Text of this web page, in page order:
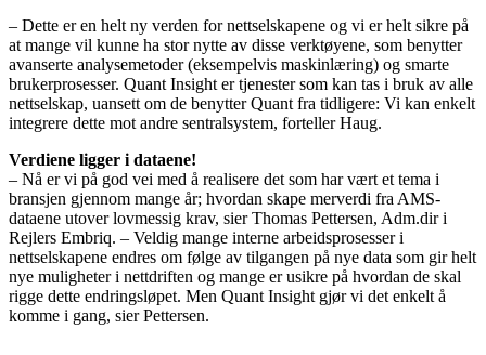
– Dette er en helt ny verden for nettselskapene og vi er helt sikre på
at mange vil kunne ha stor nytte av disse verktøyene, som benytter
avanserte analysemetoder (eksempelvis maskinlæring) og smarte
brukerprosesser. Quant Insight er tjenester som kan tas i bruk av alle
nettselskap, uansett om de benytter Quant fra tidligere: Vi kan enkelt
integrere dette mot andre sentralsystem, forteller Haug.
Verdiene ligger i dataene!
– Nå er vi på god vei med å realisere det som har vært et tema i
bransjen gjennom mange år; hvordan skape merverdi fra AMS-
dataene utover lovmessig krav, sier Thomas Pettersen, Adm.dir i
Rejlers Embriq. – Veldig mange interne arbeidsprosesser i
nettselskapene endres om følge av tilgangen på nye data som gir helt
nye muligheter i nettdriften og mange er usikre på hvordan de skal
rigge dette endringsløpet. Men Quant Insight gjør vi det enkelt å
komme i gang, sier Pettersen.